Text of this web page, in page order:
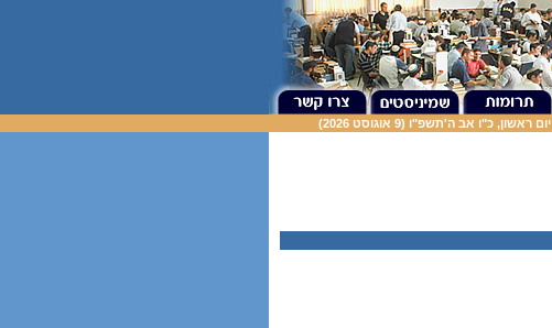
יום ראשון, כ"ו אב ה'תשפ"ו (9 אוגוסט 2026)